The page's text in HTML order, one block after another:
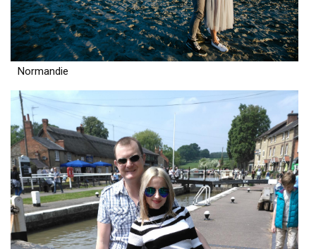
Normandie